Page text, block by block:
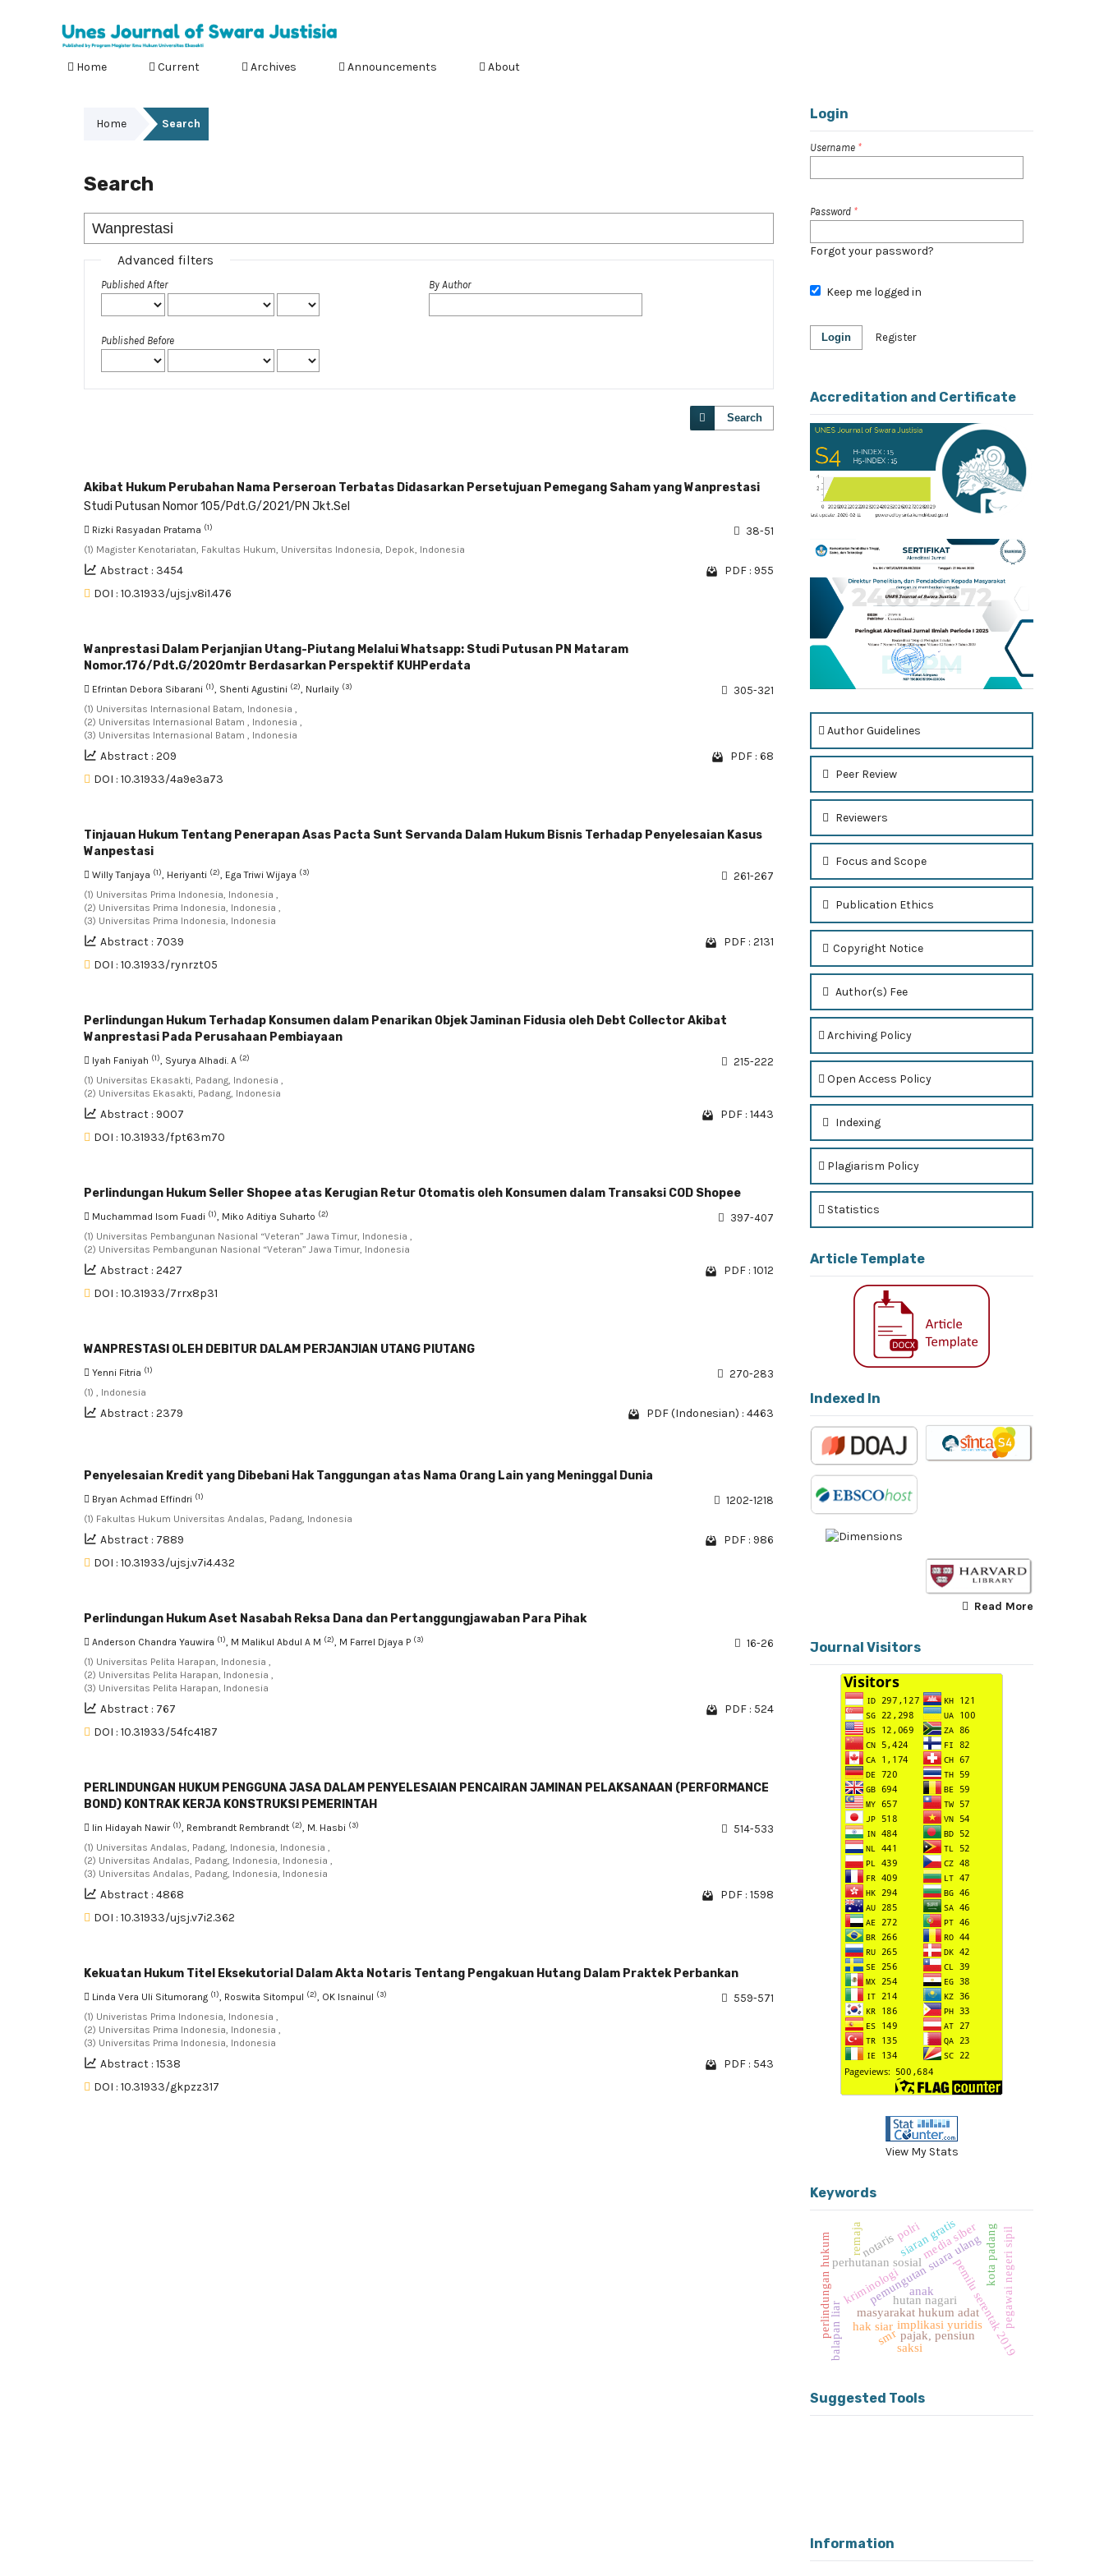
Home Current Archives Announcements About
Home Search
Search
Advanced filters
Published After
Published Before
By Author
Search
Akibat Hukum Perubahan Nama Perseroan Terbatas Didasarkan Persetujuan Pemegang Saham yang Wanprestasi
Studi Putusan Nomor 105/Pdt.G/2021/PN Jkt.Sel
Rizki Rasyadan Pratama (1)
(1) Magister Kenotariatan, Fakultas Hukum, Universitas Indonesia, Depok, Indonesia
38-51
Abstract : 3454
PDF : 955
DOI : 10.31933/ujsj.v8i1.476
Wanprestasi Dalam Perjanjian Utang-Piutang Melalui Whatsapp: Studi Putusan PN Mataram
Nomor.176/Pdt.G/2020mtr Berdasarkan Perspektif KUHPerdata
Efrintan Debora Sibarani (1), Shenti Agustini (2), Nurlaily (3)
(1) Universitas Internasional Batam, Indonesia ,
(2) Universitas Internasional Batam , Indonesia ,
(3) Universitas Internasional Batam , Indonesia
305-321
Abstract : 209
PDF : 68
DOI : 10.31933/4a9e3a73
Tinjauan Hukum Tentang Penerapan Asas Pacta Sunt Servanda Dalam Hukum Bisnis Terhadap Penyelesaian Kasus
Wanpestasi
Willy Tanjaya (1), Heriyanti (2), Ega Triwi Wijaya (3)
(1) Universitas Prima Indonesia, Indonesia ,
(2) Universitas Prima Indonesia, Indonesia ,
(3) Universitas Prima Indonesia, Indonesia
261-267
Abstract : 7039
PDF : 2131
DOI : 10.31933/rynrzt05
Perlindungan Hukum Terhadap Konsumen dalam Penarikan Objek Jaminan Fidusia oleh Debt Collector Akibat
Wanprestasi Pada Perusahaan Pembiayaan
Iyah Faniyah (1), Syurya Alhadi. A (2)
(1) Universitas Ekasakti, Padang, Indonesia ,
(2) Universitas Ekasakti, Padang, Indonesia
215-222
Abstract : 9007
PDF : 1443
DOI : 10.31933/fpt63m70
Perlindungan Hukum Seller Shopee atas Kerugian Retur Otomatis oleh Konsumen dalam Transaksi COD Shopee
Muchammad Isom Fuadi (1), Miko Aditiya Suharto (2)
(1) Universitas Pembangunan Nasional “Veteran” Jawa Timur, Indonesia ,
(2) Universitas Pembangunan Nasional “Veteran” Jawa Timur, Indonesia
397-407
Abstract : 2427
PDF : 1012
DOI : 10.31933/7rrx8p31
WANPRESTASI OLEH DEBITUR DALAM PERJANJIAN UTANG PIUTANG
Yenni Fitria (1)
(1) , Indonesia
270-283
Abstract : 2379 PDF (Indonesian) : 4463
Penyelesaian Kredit yang Dibebani Hak Tanggungan atas Nama Orang Lain yang Meninggal Dunia
Bryan Achmad Effindri (1)
(1) Fakultas Hukum Universitas Andalas, Padang, Indonesia
1202-1218
Abstract : 7889
PDF : 986
DOI : 10.31933/ujsj.v7i4.432
Perlindungan Hukum Aset Nasabah Reksa Dana dan Pertanggungjawaban Para Pihak
Anderson Chandra Yauwira (1), M Malikul Abdul A M (2), M Farrel Djaya P (3)
(1) Universitas Pelita Harapan, Indonesia ,
(2) Universitas Pelita Harapan, Indonesia ,
(3) Universitas Pelita Harapan, Indonesia
16-26
Abstract : 767
PDF : 524
DOI : 10.31933/54fc4187
PERLINDUNGAN HUKUM PENGGUNA JASA DALAM PENYELESAIAN PENCAIRAN JAMINAN PELAKSANAAN (PERFORMANCE
BOND) KONTRAK KERJA KONSTRUKSI PEMERINTAH
Iin Hidayah Nawir (1), Rembrandt Rembrandt (2), M. Hasbi (3)
(1) Universitas Andalas, Padang, Indonesia, Indonesia ,
(2) Universitas Andalas, Padang, Indonesia, Indonesia ,
(3) Universitas Andalas, Padang, Indonesia, Indonesia
514-533
Abstract : 4868
PDF : 1598
DOI : 10.31933/ujsj.v7i2.362
Kekuatan Hukum Titel Eksekutorial Dalam Akta Notaris Tentang Pengakuan Hutang Dalam Praktek Perbankan
Linda Vera Uli Situmorang (1), Roswita Sitompul (2), OK Isnainul (3)
(1) Univeristas Prima Indonesia, Indonesia ,
(2) Universitas Prima Indonesia, Indonesia ,
(3) Universitas Prima Indonesia, Indonesia
559-571
Abstract : 1538
PDF : 543
DOI : 10.31933/gkpzz317
Login
Username *
Password *
Forgot your password?
Keep me logged in
Login Register
Accreditation and Certificate
Author Guidelines
Peer Review
Reviewers
Focus and Scope
Publication Ethics
Copyright Notice
Author(s) Fee
Archiving Policy
Open Access Policy
Indexing
Plagiarism Policy
Statistics
Article Template
Indexed In
Read More
Journal Visitors
View My Stats
Keywords
pemungutan suara ulangpemilu serentak 2019
kota padang
hutan nagari
perhutanan sosial
masyarakat hukum adat
implikasi yuridis
hak siar
siaran gratis
perlindungan hukum pegawai negeri sipil
pajak, pensiun
kriminologi
balapan liar
remajanotaris
saksi
anak
smr
media siber
polri
Suggested Tools
Information